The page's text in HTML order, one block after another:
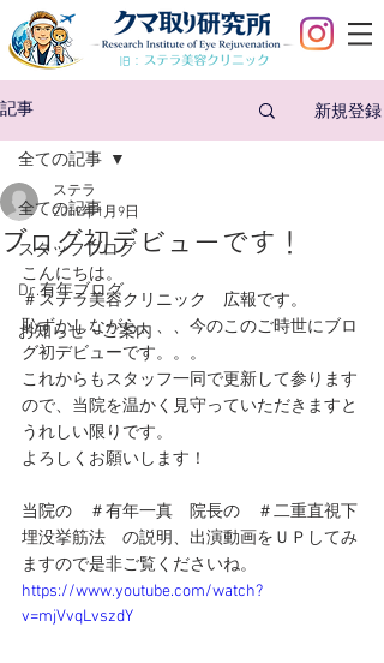
旧：
記事 新規登録
全ての記事
スタッフブログ
Dr.有年ブログ
お知らせ・ご案内
全ての記事
ブログ初デビューです！
ステラ
2019年1月9日
こんにちは。
＃ステラ美容クリニック　広報です。
恥ずかしながら、、、今のこのご時世にブロ
グ初デビューです。。。
これからもスタッフ一同で更新して参ります
ので、当院を温かく見守っていただきますと
うれしい限りです。
よろしくお願いします！
当院の　＃有年一真　院長の　＃二重直視下
埋没挙筋法　の説明、出演動画をＵＰしてみ
ますので是非ご覧くださいね。
https://www.youtube.com/watch?
v=mjVvqLvszdY